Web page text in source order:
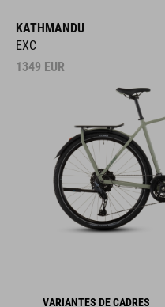
KATHMANDU
EXC
1349 EUR
VARIANTES DE CADRES